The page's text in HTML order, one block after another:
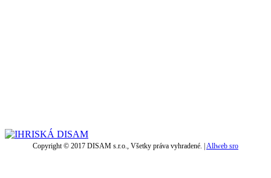
Copyright © 2017 DISAM s.r.o., Všetky práva vyhradené. |Allweb sro